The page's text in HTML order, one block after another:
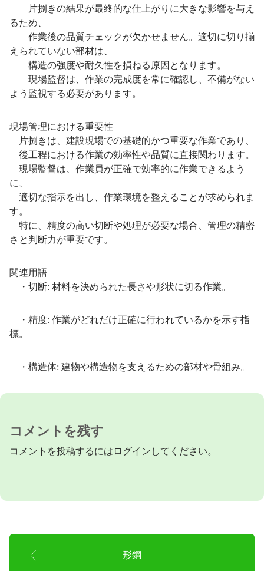
片捌きの結果が最終的な仕上がりに大きな影響を与え
るため、
作業後の品質チェックが欠かせません。適切に切り揃
えられていない部材は、
構造の強度や耐久性を損ねる原因となります。
現場監督は、作業の完成度を常に確認し、不備がない
よう監視する必要があります。
現場管理における重要性
片捌きは、建設現場での基礎的かつ重要な作業であり、
後工程における作業の効率性や品質に直接関わります。
現場監督は、作業員が正確で効率的に作業できるよう
に、
適切な指示を出し、作業環境を整えることが求められま
す。
特に、精度の高い切断や処理が必要な場合、管理の精密
さと判断力が重要です。
関連用語
・切断: 材料を決められた長さや形状に切る作業。
・精度: 作業がどれだけ正確に行われているかを示す指
標。
・構造体: 建物や構造物を支えるための部材や骨組み。
コメントを残す
コメントを投稿するには ログイン してください。
形鋼